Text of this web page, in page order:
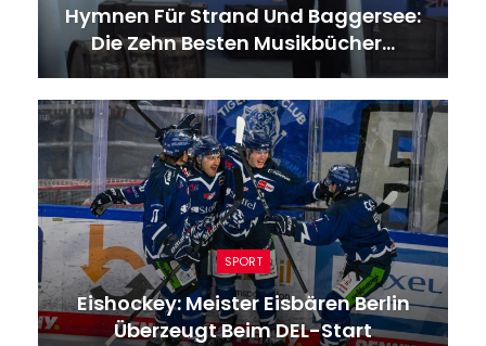
Hymnen Für Strand Und Baggersee:
Die Zehn Besten Musikbücher…
SPORT
Eishockey: Meister Eisbären Berlin
Überzeugt Beim DEL-Start